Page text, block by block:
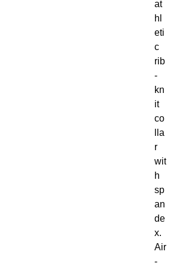
at
hl
eti
c
rib
-
kn
it
co
lla
r
wit
h
sp
an
de
x.
Air
-